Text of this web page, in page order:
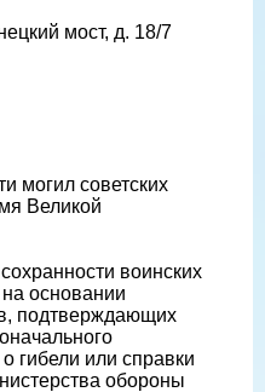
мост, д. 18/7
могил советских
Великой
воинских
основании
подтверждающих
гибели или справки
обороны